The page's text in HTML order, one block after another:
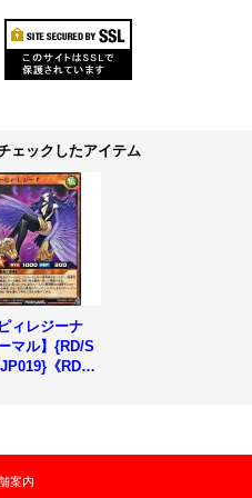
ェックしたアイテム
ィレジーナ
ーマル】{RD/S
《RDモ
案内